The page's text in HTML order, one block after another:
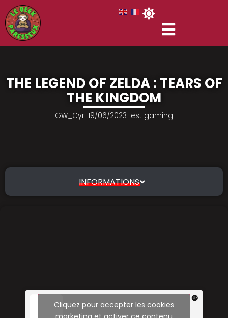
THE LEGEND OF ZELDA : TEARS OF
THE KINGDOM
GW_Cyril19/06/2023Test gaming
INFORMATIONS
Cliquez pour accepter les cookies